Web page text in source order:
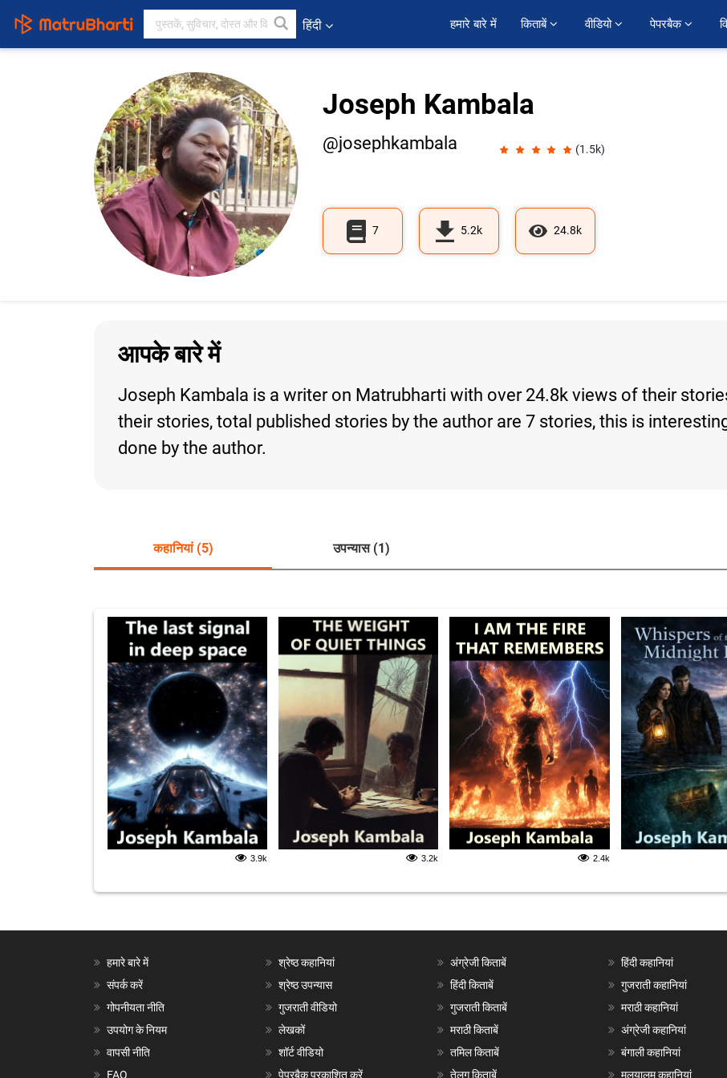
हिंदी हमारे बारे में किताबें वीडियो पेपरबैक
Joseph Kambala
@josephkambala (1.5k)
7 5.2k 24.8k
आपके बारे में
Joseph Kambala is a writer on Matrubharti with over 24.8k views of their
their stories, total published stories by the author are 7 stories, this is
done by the author.
कहानियां (5) उपन्यास (1)
3.9k 3.2k 2.4k
हमारे बारे में
संपर्क करें
गोपनीयता नीति
उपयोग के नियम
वापसी नीति
FAQ
श्रेष्ठ कहानियां
श्रेष्ठ उपन्यास
गुजराती वीडियो
लेखकों
शॉर्ट वीडियो
पेपरबैक प्रकाशित करें
अंग्रेजी किताबें
हिंदी किताबें
गुजराती किताबें
मराठी किताबें
तमिल किताबें
तेलगु किताबें
हिंदी कहानियां
गुजराती कहानियां
मराठी कहानियां
अंग्रेजी कहानियां
बंगाली कहानियां
मलयालम कहानियां